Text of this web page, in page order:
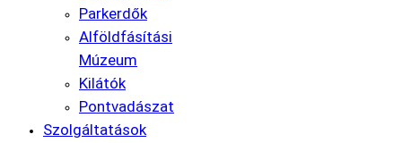
Parkerdők
Alföldfásítási
Múzeum
Kilátók
Pontvadászat
Szolgáltatások